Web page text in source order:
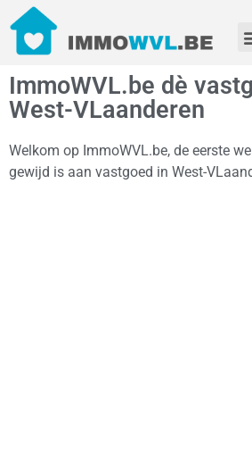
ImmoWVL.be dè
West-VLaanderen
Welkom op ImmoWVL.be, de eerste
gewijd is aan vastgoed in West-